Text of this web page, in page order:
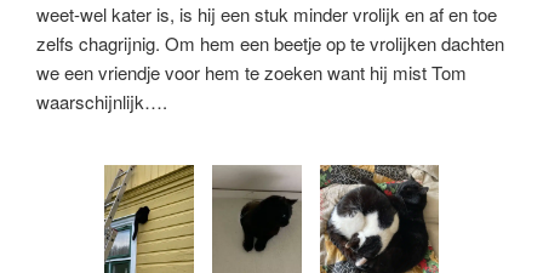
weet-wel kater is, is hij een stuk minder vrolijk en af en toe
zelfs chagrijnig. Om hem een beetje op te vrolijken dachten
we een vriendje voor hem te zoeken want hij mist Tom
waarschijnlijk….